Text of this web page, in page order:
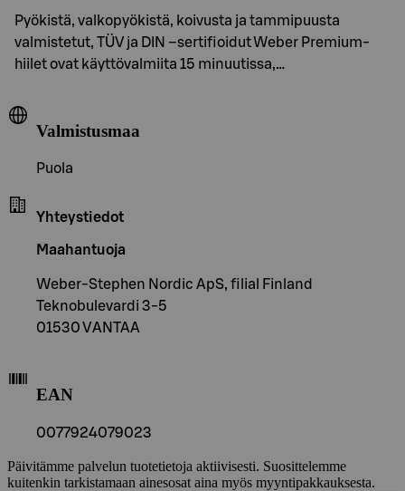
Pyökistä, valkopyökistä, koivusta ja tammipuusta
valmistetut, TÜV ja DIN –sertifioidut Weber Premium-
hiilet ovat käyttövalmiita 15 minuutissa,…
Valmistusmaa
Puola
Yhteystiedot
Maahantuoja
Weber-Stephen Nordic ApS, filial Finland
Teknobulevardi 3-5
01530 VANTAA
EAN
0077924079023
Päivitämme palvelun tuotetietoja aktiivisesti. Suosittelemme
kuitenkin tarkistamaan ainesosat aina myös myyntipakkauksesta.